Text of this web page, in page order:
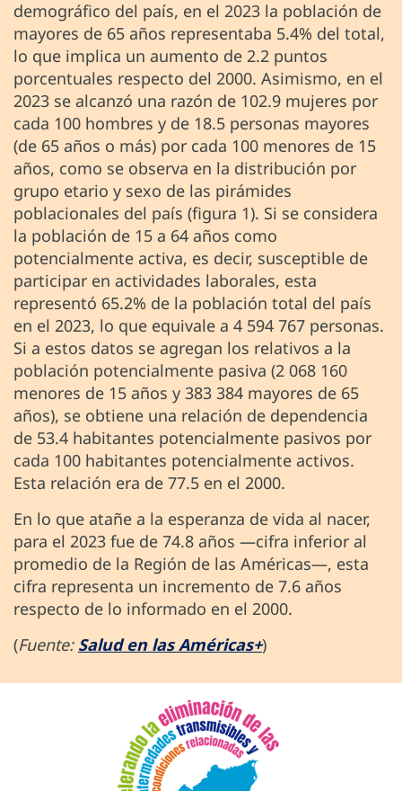
demográfico del país, en el 2023 la población de
mayores de 65 años representaba 5.4% del total,
lo que implica un aumento de 2.2 puntos
porcentuales respecto del 2000. Asimismo, en el
2023 se alcanzó una razón de 102.9 mujeres por
cada 100 hombres y de 18.5 personas mayores
(de 65 años o más) por cada 100 menores de 15
años, como se observa en la distribución por
grupo etario y sexo de las pirámides
poblacionales del país (figura 1). Si se considera
la población de 15 a 64 años como
potencialmente activa, es decir, susceptible de
participar en actividades laborales, esta
representó 65.2% de la población total del país
en el 2023, lo que equivale a 4 594 767 personas.
Si a estos datos se agregan los relativos a la
población potencialmente pasiva (2 068 160
menores de 15 años y 383 384 mayores de 65
años), se obtiene una relación de dependencia
de 53.4 habitantes potencialmente pasivos por
cada 100 habitantes potencialmente activos.
Esta relación era de 77.5 en el 2000.
En lo que atañe a la esperanza de vida al nacer,
para el 2023 fue de 74.8 años —cifra inferior al
promedio de la Región de las Américas—, esta
cifra representa un incremento de 7.6 años
respecto de lo informado en el 2000.
(Fuente: Salud en las Américas+)